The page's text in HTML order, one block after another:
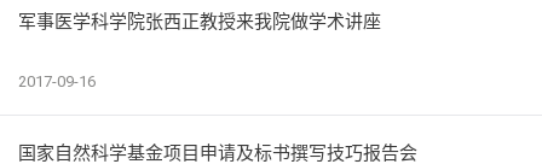
军事医学科学院张西正教授来我院做学术讲座
2017-09-16
国家自然科学基金项目申请及标书撰写技巧报告会